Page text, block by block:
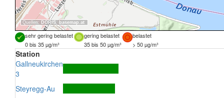
Quellen: DORIS, basemap.at
sehr gering belastet gering belastet
belastet
0 bis 35 µg/m³
35 bis 50 µg/m³ > 50 µg/m³
Station
Gallneukirchen
3
Steyregg-Au